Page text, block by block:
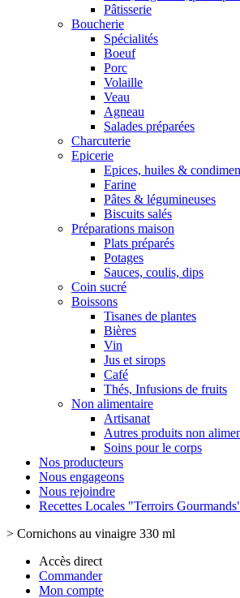
Pâtisserie
Boucherie
Spécialités
Boeuf
Porc
Volaille
Veau
Agneau
Salades préparées
Charcuterie
Epicerie
Epices, huiles &
Farine
Pâtes & légumineuses
Biscuits salés
Préparations maison
Plats préparés
Potages
Sauces, coulis, dips
Coin sucré
Boissons
Tisanes de plantes
Bières
Vin
Jus et sirops
Café
Thés, Infusions de fruits
Non alimentaire
Artisanat
Autres produits non
Soins pour le corps
Nos producteurs
Nous engageons
Nous rejoindre
Recettes Locales "Terroirs
> Cornichons au vinaigre 330 ml
Accès direct
Commander
Mon compte